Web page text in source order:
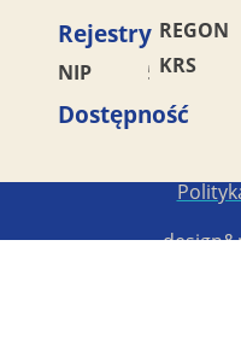
Rejestry
NIP
REGON
KRS
Dostępność